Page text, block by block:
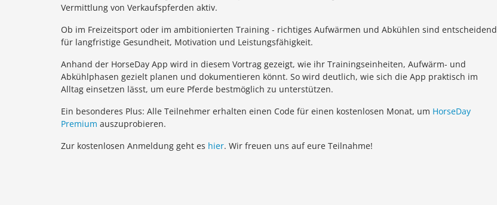
Vermittlung von Verkaufspferden aktiv.
Ob im Freizeitsport oder im ambitionierten Training - richtiges Aufwärmen und Abkühlen sind entscheidend
für langfristige Gesundheit, Motivation und Leistungsfähigkeit.
Anhand der HorseDay App wird in diesem Vortrag gezeigt, wie ihr Trainingseinheiten, Aufwärm- und
Abkühlphasen gezielt planen und dokumentieren könnt. So wird deutlich, wie sich die App praktisch im
Alltag einsetzen lässt, um eure Pferde bestmöglich zu unterstützen.
Ein besonderes Plus: Alle Teilnehmer erhalten einen Code für einen kostenlosen Monat, um HorseDay
Premium auszuprobieren.
Zur kostenlosen Anmeldung geht es hier. Wir freuen uns auf eure Teilnahme!